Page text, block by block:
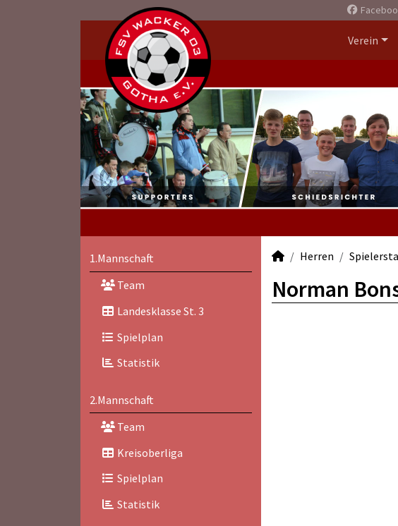
Verein
1.Mannschaft
Team
Landesklasse St. 3
Spielplan
Statistik
2.Mannschaft
Team
Kreisoberliga
Spielplan
Statistik
Herren
Norman